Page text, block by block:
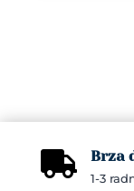
 Brza
1-3